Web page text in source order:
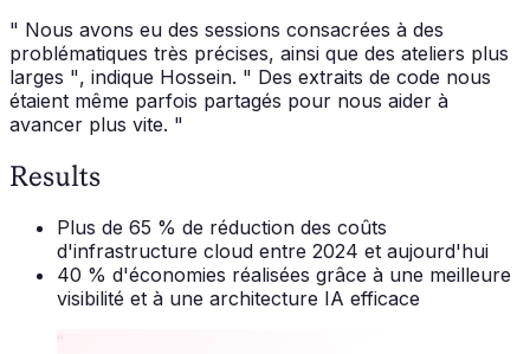
" Nous avons eu des sessions consacrées à des
problématiques très précises, ainsi que des ateliers plus
larges ", indique Hossein. " Des extraits de code nous
étaient même parfois partagés pour nous aider à
avancer plus vite. "
Results
Plus de 65 % de réduction des coûts
d'infrastructure cloud entre 2024 et aujourd'hui
40 % d'économies réalisées grâce à une meilleure
visibilité et à une architecture IA efficace
“